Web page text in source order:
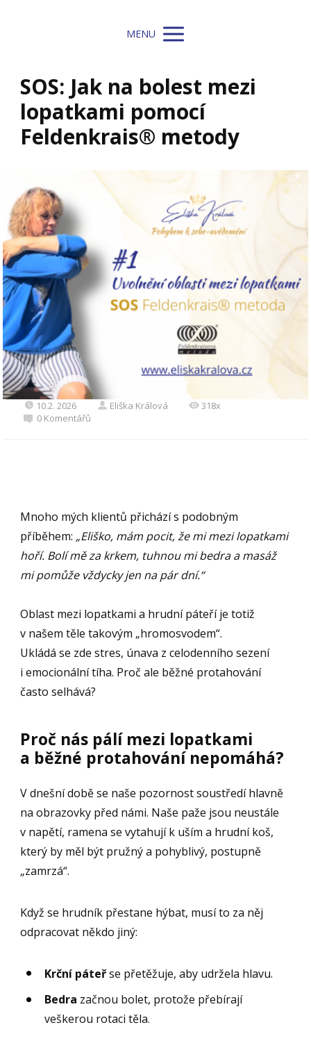
MENU
SOS: Jak na bolest mezi
lopatkami pomocí
Feldenkrais® metody
10.2. 2026 Eliška Králová
318x
0 Komentářů
Mnoho mých klientů přichází s podobným
příběhem: „Eliško, mám pocit, že mi mezi lopatkami
hoří. Bolí mě za krkem, tuhnou mi bedra a masáž
mi pomůže vždycky jen na pár dní.“
Oblast mezi lopatkami a hrudní páteří je totiž
v našem těle takovým „hromosvodem“.
Ukládá se zde stres, únava z celodenního sezení
i emocionální tíha. Proč ale běžné protahování
často selhává?
Proč nás pálí mezi lopatkami
a běžné protahování nepomáhá?
V dnešní době se naše pozornost soustředí hlavně
na obrazovky před námi. Naše paže jsou neustále
v napětí, ramena se vytahují k uším a hrudní koš,
který by měl být pružný a pohyblivý, postupně
„zamrzá“.
Když se hrudník přestane hýbat, musí to za něj
odpracovat někdo jiný:
Krční páteřse přetěžuje, aby udržela hlavu.
Bedra začnou bolet, protože přebírají
veškerou rotaci těla.